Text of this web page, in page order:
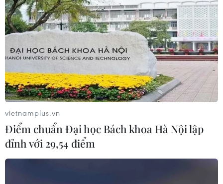
vietnamplus.vn
Điểm chuẩn Đại học Bách khoa Hà Nội lập
đỉnh với 29,54 điểm